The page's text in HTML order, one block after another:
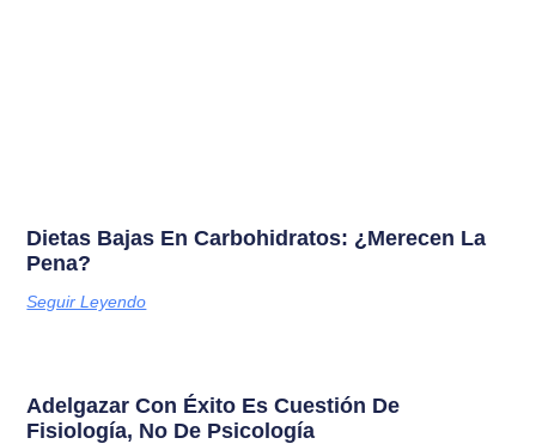
Dietas Bajas En Carbohidratos: ¿merecen La
Pena?
Seguir Leyendo
Adelgazar Con Éxito Es Cuestión De
Fisiología, No De Psicología